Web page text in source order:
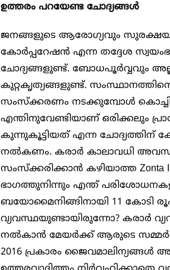
ഉത്തരം പറയേണ്ട ചോദ്യങ്ങൾ
ജനങ്ങളുടെ ആരോഗ്യവും സുരക്ഷയും
കോർപ്പറേഷൻ എന്ന തദ്ദേശ
ചോദ്യങ്ങളുണ്ട്. ബോധപൂർവ്വവും
കുറ്റകൃത്യങ്ങളുണ്ട്. സംസ്ഥാനത്തിന്റെ
സംസ്ക്കരണം നടക്കുമ്പോൾ
എന്തിനുവേണ്ടിയാണ് ഒരിക്കലും
കുന്നുകൂട്ടിയത് എന്ന ചോദ്യത്തിന്
നൽകണം. കരാർ കാലാവധി
സംസ്ക്കരിക്കാൻ കഴിയാത്ത Zonta
ഭാഗത്തുനിന്നും എന്ത്
ബയോമൈനിങ്ങിനായി 11 കോടി
വ്യവസ്ഥയുണ്ടായിരുന്നോ? കരാർ
നൽകാൻ മേയർക്ക് ആരുടെ സമ്മർദ്ദം
2016 പ്രകാരം ജൈവമാലിന്യങ്ങൾ